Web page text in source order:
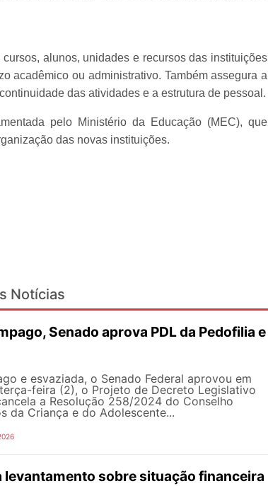
alunos, unidades e recursos das instituições
acadêmico ou administrativo. Também assegura a
das atividades e a estrutura de pessoal.
pelo Ministério da Educação (MEC), que
das novas instituições.
Notícias
Senado aprova PDL da Pedofilia e
e esvaziada, o Senado Federal aprovou em
feira (2), o Projeto de Decreto Legislativo
a Resolução 258/2024 do Conselho
da Criança e do Adolescente...
levantamento sobre situação financeira